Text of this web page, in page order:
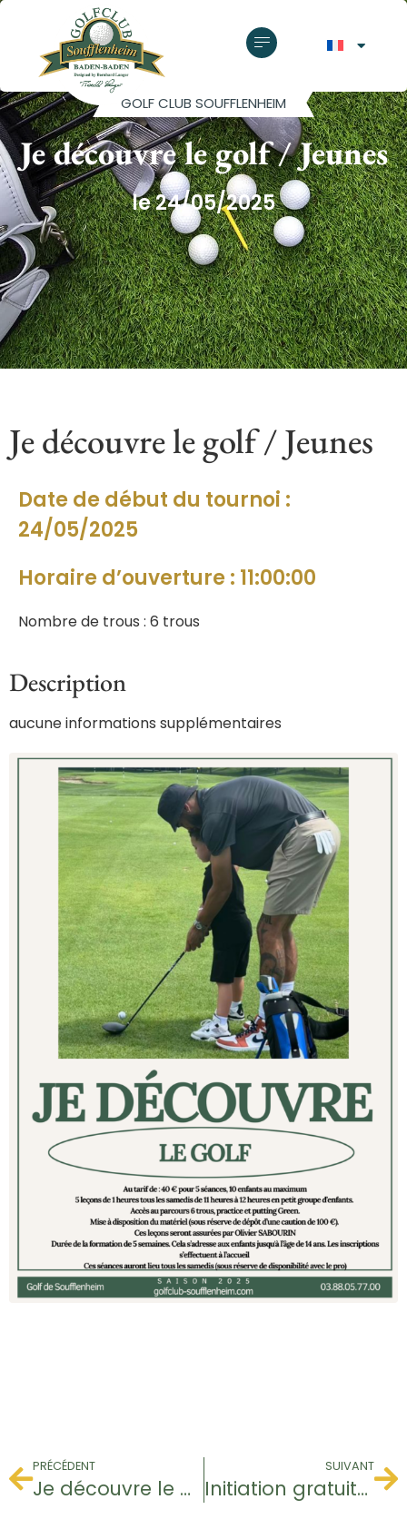
GOLF CLUB SOUFFLENHEIM
Je découvre le golf / Jeunes
le 24/05/2025
Je découvre le golf / Jeunes
Date de début du tournoi :
24/05/2025
Horaire d’ouverture : 11:00:00
Nombre de trous : 6 trous
Description
aucune informations supplémentaires
PRÉCÉDENT
Je découvre le golf / Jeunes
SUIVANT
Initiation gratuite – Baptême de golf